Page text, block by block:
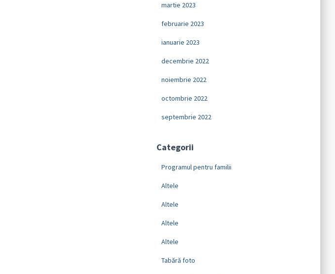
martie 2023
februarie 2023
ianuarie 2023
decembrie 2022
noiembrie 2022
octombrie 2022
septembrie 2022
Categorii
Programul pentru familii
Altele
Altele
Altele
Altele
Tabără foto